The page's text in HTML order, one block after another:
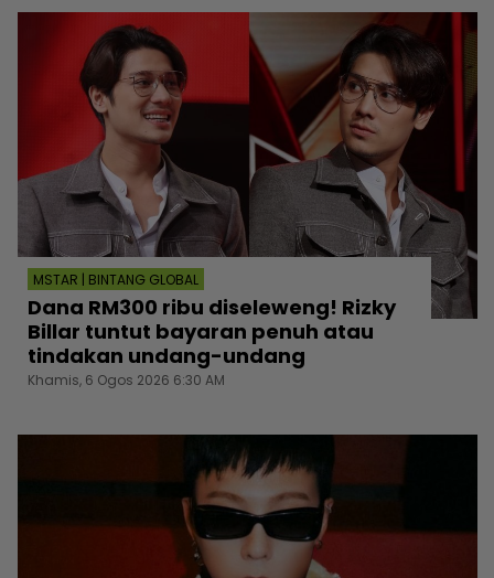
MSTAR | BINTANG GLOBAL
Dana RM300 ribu diseleweng! Rizky
Billar tuntut bayaran penuh atau
tindakan undang-undang
Khamis, 6 Ogos 2026 6:30 AM